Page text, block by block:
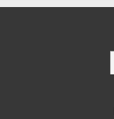
Peningkatan